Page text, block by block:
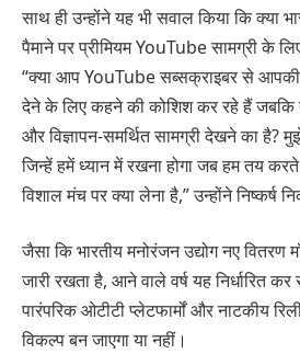
साथ ही उन्होंने यह भी सवाल किया कि क्या
पैमाने पर प्रीमियम YouTube सामग्री के
“क्या आप YouTube सब्सक्राइबर से
देने के लिए कहने की कोशिश कर रहे हैं जबकि
और विज्ञापन-समर्थित सामग्री देखने का है?
जिन्हें हमें ध्यान में रखना होगा जब हम तय
विशाल मंच पर क्या लेना है,” उन्होंने निष्कर्ष
जैसा कि भारतीय मनोरंजन उद्योग नए
जारी रखता है, आने वाले वर्ष यह निर्धारित
पारंपरिक ओटीटी प्लेटफार्मों और नाटकीय
विकल्प बन जाएगा या नहीं।